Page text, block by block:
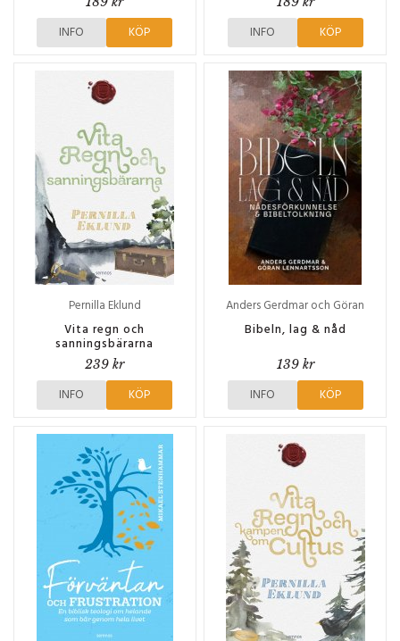
INFO KÖP INFO KÖP
Pernilla Eklund
Vita regn och
sanningsbärarna
239 kr
INFO KÖP
Anders Gerdmar och Göran
Lennartsson
Bibeln, lag & nåd
139 kr
INFO KÖP